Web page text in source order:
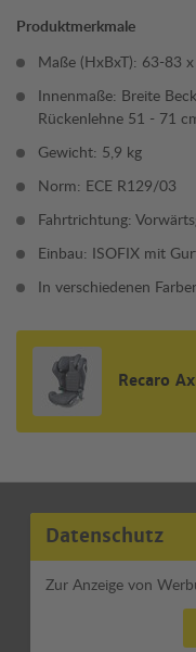
Produktmerkmale
Maße (HxBxT): 63-83
Innenmaße: Breite
Rückenlehne 51 - 71
Gewicht: 5,9 kg
Norm: ECE R129/03
Fahrtrichtung:
Einbau: ISOFIX mit
In verschiedenen
Recaro
Datenschutz
Zur Anzeige von